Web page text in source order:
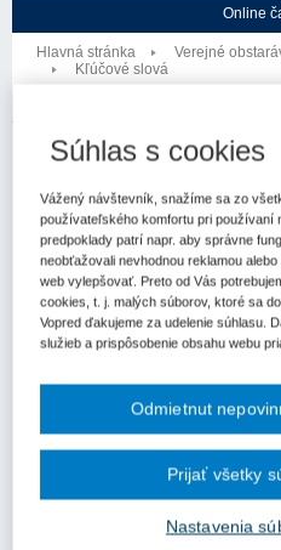
Online
Hlavná stránka
Verejné
Kľúčové slová
Verejné obstarávanie - právo a
Aktuality
Výnimka z aplikácie
obstarávania na
ochrany a prevencie
neziskovou organizáciou
verejnom obstarávaní v znení
"ZVO" alebo "zákon o verejnom
nevzťahuje na civilnú zákazku
Súhlas s cookies
Vážený návštevník, snažíme sa zo
používateľského komfortu pri používaní
predpoklady patrí napr. aby správne
neobťažovali nevhodnou reklamou
web vylepšovať. Preto od Vás
cookies, t. j. malých súborov, ktoré sa
Vopred ďakujeme za udelenie súhlasu.
služieb a prispôsobenie obsahu webu
Nastavenia
Odmietnut
Prijať všetky